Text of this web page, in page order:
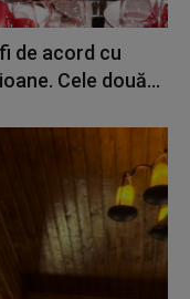
de acord cu
Cele două...